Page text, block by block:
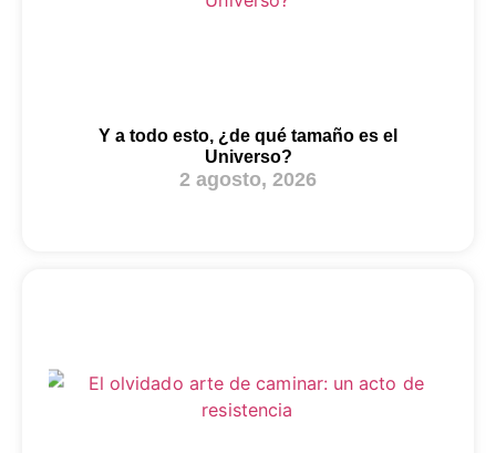
Y a todo esto, ¿de qué tamaño es el
Universo?
2 agosto, 2026